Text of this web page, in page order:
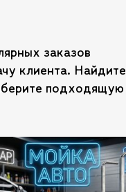
заказов
клиента. Найдите
подходящую